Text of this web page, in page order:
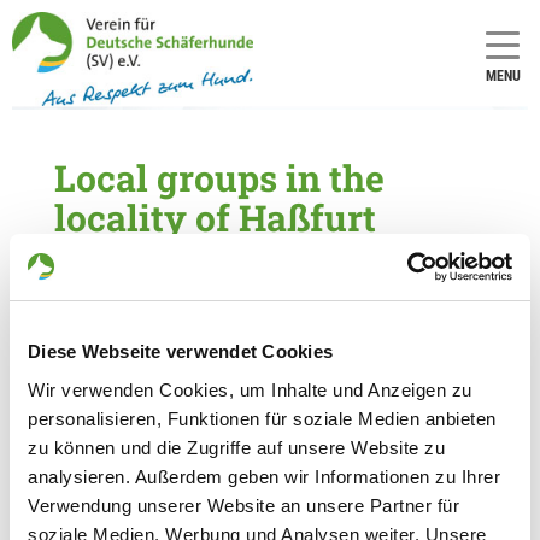
Diese Webseite verwendet Cookies
Wir verwenden Cookies, um Inhalte und Anzeigen zu
personalisieren, Funktionen für soziale Medien anbieten
zu können und die Zugriffe auf unsere Website zu
analysieren. Außerdem geben wir Informationen zu Ihrer
Verwendung unserer Website an unsere Partner für
soziale Medien, Werbung und Analysen weiter. Unsere
MENU
Local groups in the
locality of Haßfurt
5 local groups found within a distance of 30
OG - Ebing
Details
Kellerweg 25
96179 Rattelsdorf-Ebing
OG - Ermershausen
Sportplatzweg